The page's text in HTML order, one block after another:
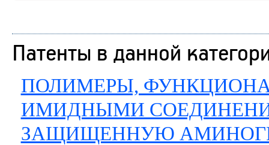
Патенты в данной
ПОЛИМЕРЫ,
ИМИДНЫМИ
ЗАЩИЩЕННУЮ